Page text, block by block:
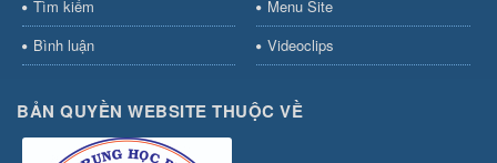
Tìm kiếm
Menu Site
Bình luận
Videoclips
BẢN QUYỀN WEBSITE THUỘC VỀ